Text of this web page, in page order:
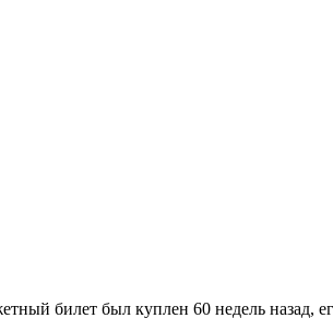
билет был куплен 60 недель назад,